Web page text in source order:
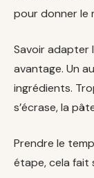
pour donner le
Savoir adapter
avantage. Un
ingrédients.
s’écrase, la
Prendre le
étape, cela fait